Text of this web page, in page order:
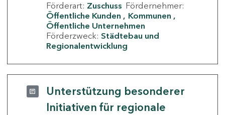
Förderart: Zuschuss Fördernehmer:
Öffentliche Kunden
Kommunen
Öffentliche Unternehmen
Förderzweck: Städtebau und
Regionalentwicklung
Unterstützung besonderer
Initiativen für regionale